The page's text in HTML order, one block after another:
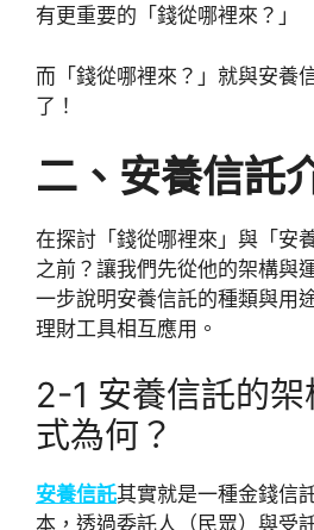
有更重要的「錢從哪裡來？」
而「錢從哪裡來？」就與安養
了！
二、 安養信託
在探討「錢從哪裡來」與「安
之前？讓我們先從他的架構與
一步說明安養信託的種類與用
理財工具相互應用。
2-1 安養信託的
式為何？
安養信託其實就是一種金錢信
本，透過委託人（民眾）與受